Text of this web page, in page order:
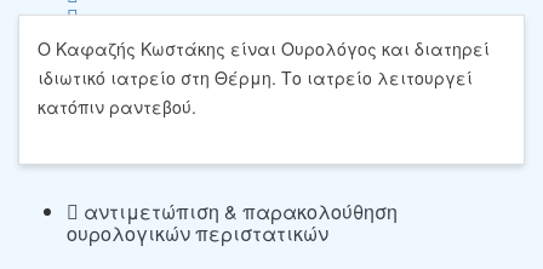
Save
Ο Καφαζής Κωστάκης είναι Ουρολόγος και διατηρεί
ιδιωτικό ιατρείο στη Θέρμη. Το ιατρείο λειτουργεί
κατόπιν ραντεβού.
αντιμετώπιση & παρακολούθηση
ουρολογικών περιστατικών